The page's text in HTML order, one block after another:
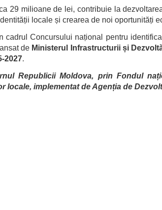
29 milioane de lei, contribuie la
locale și crearea de noi oportunități
cadrul Concursului național pentru
de Ministerul Infrastructurii și
2027.
Republicii Moldova, prin Fondul
locale, implementat de Agenția de